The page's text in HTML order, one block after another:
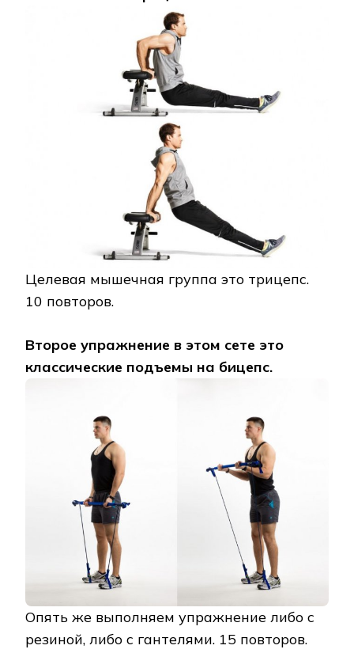
Целевая мышечная группа это трицепс.
10 повторов.
Второе упражнение в этом сете это
классические подъемы на бицепс.
Опять же выполняем упражнение либо с
резиной, либо с гантелями. 15 повторов.